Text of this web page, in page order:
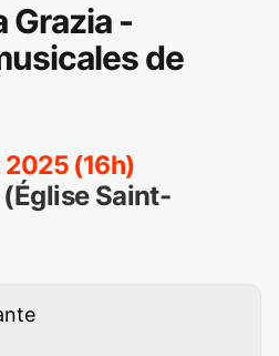
Grazia -
de
(16h)
Saint-